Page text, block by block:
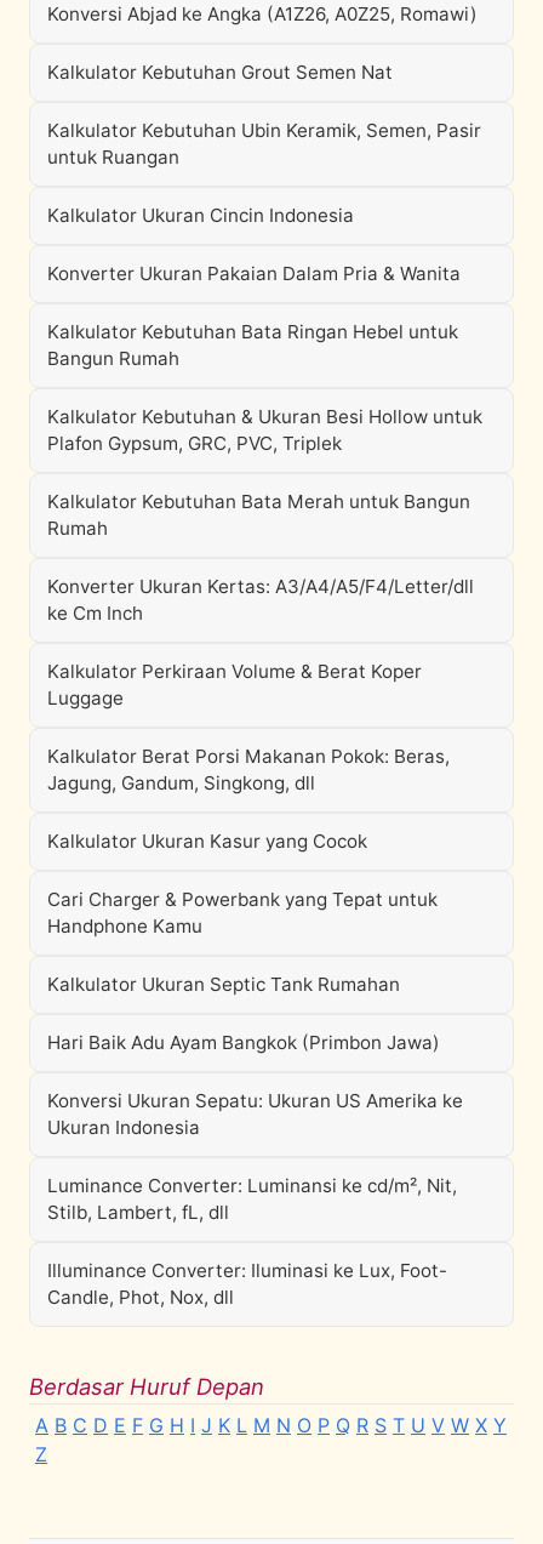
Konversi Abjad ke Angka (A1Z26, A0Z25, Romawi)
Kalkulator Kebutuhan Grout Semen Nat
Kalkulator Kebutuhan Ubin Keramik, Semen, Pasir
untuk Ruangan
Kalkulator Ukuran Cincin Indonesia
Konverter Ukuran Pakaian Dalam Pria & Wanita
Kalkulator Kebutuhan Bata Ringan Hebel untuk
Bangun Rumah
Kalkulator Kebutuhan & Ukuran Besi Hollow untuk
Plafon Gypsum, GRC, PVC, Triplek
Kalkulator Kebutuhan Bata Merah untuk Bangun
Rumah
Konverter Ukuran Kertas: A3/A4/A5/F4/Letter/dll
ke Cm Inch
Kalkulator Perkiraan Volume & Berat Koper
Luggage
Kalkulator Berat Porsi Makanan Pokok: Beras,
Jagung, Gandum, Singkong, dll
Kalkulator Ukuran Kasur yang Cocok
Cari Charger & Powerbank yang Tepat untuk
Handphone Kamu
Kalkulator Ukuran Septic Tank Rumahan
Hari Baik Adu Ayam Bangkok (Primbon Jawa)
Konversi Ukuran Sepatu: Ukuran US Amerika ke
Ukuran Indonesia
Luminance Converter: Luminansi ke cd/m², Nit,
Stilb, Lambert, fL, dll
Illuminance Converter: Iluminasi ke Lux, Foot-
Candle, Phot, Nox, dll
Berdasar Huruf Depan
A B C D E F G H I J K L M N O P Q R S T U V W X Y
Z